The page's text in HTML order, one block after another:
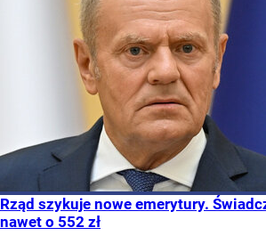
Rząd szykuje nowe emerytury.
nawet o 552 zł